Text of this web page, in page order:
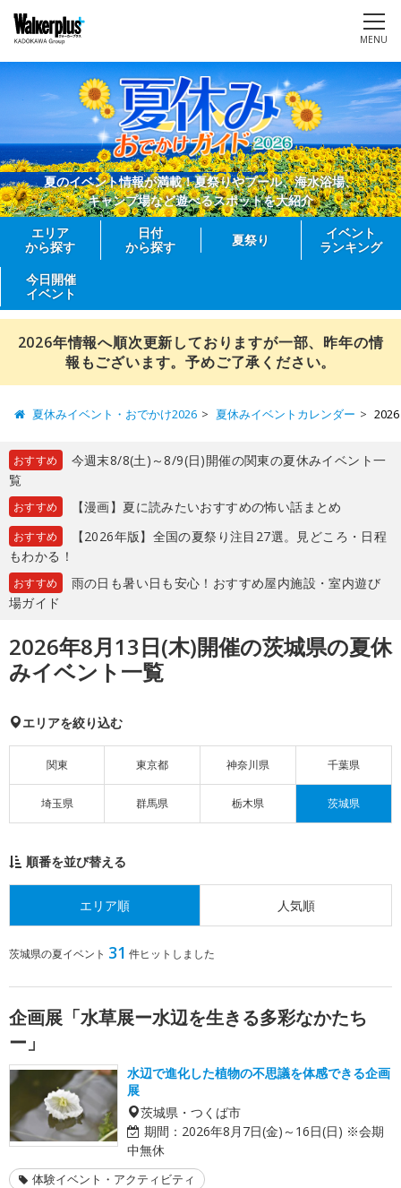
MENU
夏のイベント情報が満載！夏祭りやプール、海水浴場、
キャンプ場など遊べるスポットを大紹介
エリア
から探す
日付
から探す
夏祭り
イベント
ランキング
今日開催
イベント
2026年情報へ順次更新しておりますが一部、昨年の情
報もございます。予めご了承ください。
夏休みイベント・おでかけ2026 夏休みイベントカレンダー
おすすめ
今週末8/8(土)～8/9(日)開催の関東の夏休みイベント一
覧
おすすめ 【漫画】夏に読みたいおすすめの怖い話まとめ
おすすめ
【2026年版】全国の夏祭り注目27選。見どころ・日程
もわかる！
おすすめ
雨の日も暑い日も安心！おすすめ屋内施設・室内遊び
場ガイド
2026年8月13日(木)開催の茨城県の夏休
みイベント一覧
エリアを絞り込む
関東 東京都 神奈川県 千葉県
埼玉県 群馬県 栃木県 茨城県
順番を並び替える
エリア順 人気順
茨城県の夏イベント 31 件ヒットしました
企画展「水草展ー水辺を生きる多彩なかたち
ー」
水辺で進化した植物の不思議を体感できる企画
展
茨城県・つくば市
期間： 2026年8月7日(金)～16日(日) ※会期
中無休
体験イベント・アクティビティ